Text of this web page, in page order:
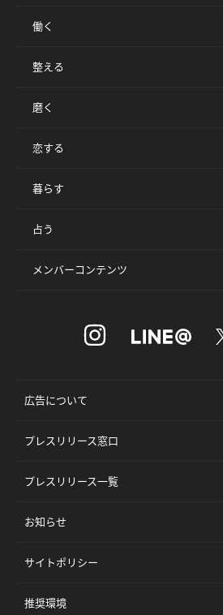
働く
整える
磨く
恋する
暮らす
占う
メンバーコンテンツ
広告について
プレスリリース窓口
プレスリリース一覧
お知らせ
サイトポリシー
推奨環境